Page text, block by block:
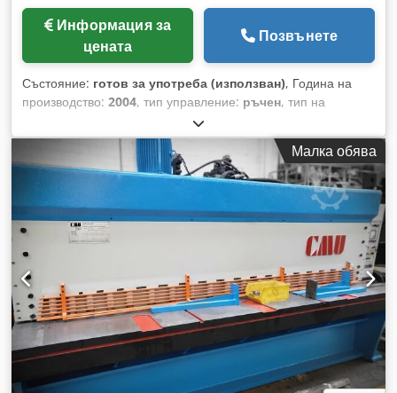
Информация за
цената
Позвънете
Състояние: готов за употреба (използван), Година на
производство: 2004, тип управление: ръчен, тип на
, работна ширина:
честота на ударите (мин.):18 об./мин, максимална честота
на ходовете:
18 об./мин , максимална дебелина на
стоманен лист:10 мм, максимална дебелина на листа от
неръждаема стомана:
, заден ограничител:1 000 мм,
мощност:15 kW (20,39 к.с.), общо тегло:7 600 кг, обща
дължина:2 400 мм
, обща
височина:
, Дължина на
рязане 2050 мм, капацитет на рязане 10 мм, мотор 15 kW,
работна височина 800 мм, заден ограничител 5-1000 мм с
моторизирано задвижване, 2 предни опорни рамена със
страничен ъглов ограничител, крачен педал, размери
2700x1900x2000 мм, тегло приблизително 7600 кг, 1
резервно острие (ново) Chsdjxx Sm Dspfx Ahaoa
Малка обява